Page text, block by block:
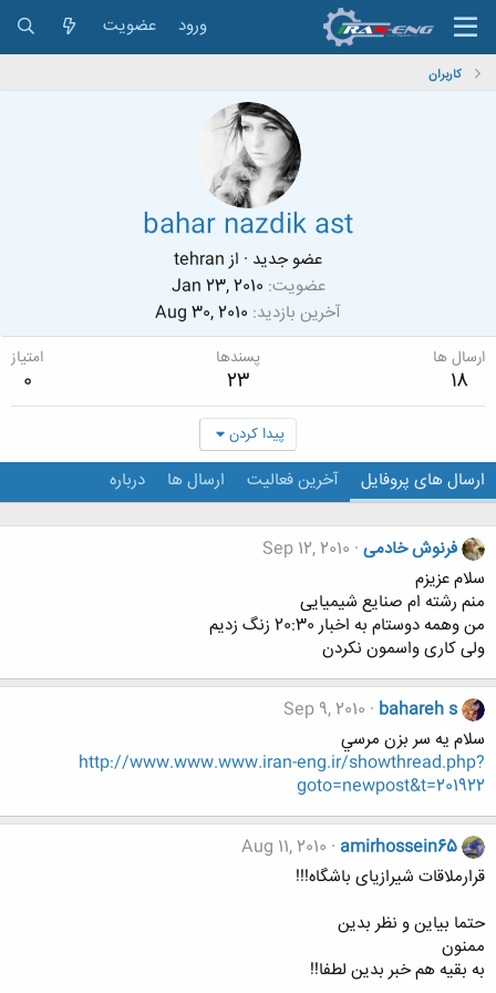
ورود عضویت
کاربران
bahar nazdik ast
عضو جدید · از tehran
عضویت Jan 23, 2010
آخرین بازدید Aug 30, 2010
ارسال ها
18
پسندها
23
امتیاز
0
پیدا کردن
ارسال های پروفایل آخرین فعالیت ارسال ها درباره
فرنوش خادمی Sep 12, 2010
سلام عزیزم
منم رشته ام صنایع شیمیایی
من وهمه دوستام به اخبار 20:30 زنگ زدیم
ولی کاری واسمون نکردن
bahareh s
Sep 9, 2010
سلام يه سر بزن مرسي
http://www.www.www.iran-eng.ir/showthread.php?
goto=newpost&t=201922
amirhossein65
Aug 11, 2010
قرارملاقات شیرازیای باشگاه!!!
حتما بیاین و نظر بدین
ممنون
به بقیه هم خبر بدین لطفا!!